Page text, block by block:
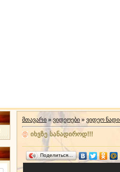
მთავარი » ვიდეოები » ვიდეო
იხვზე სანადიროდ!!!
Поделиться…